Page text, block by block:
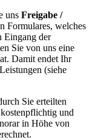
uns Freigabe /
Formulares, welches
Eingang der
Sie von uns eine
Damit endet Ihr
(siehe
Sie erteilten
und
in Höhe von